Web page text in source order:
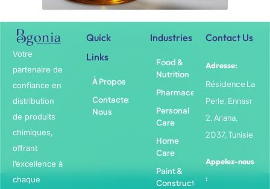
Votre
partenaire de
confiance en
distribution
de produits
chimiques,
offrant
l’excellence à
chaque
Quick
Links
À Propos
Contactez-
Nous
Industries
Food &
Nutrition
Pharmaceuticals
Personal
Care
Home
Care
Paint &
Construction
Contact Us
Adresse:
Résidence La
Perle, Ennasr
2, Ariana,
2037, Tunisie
Appelez-nous
: